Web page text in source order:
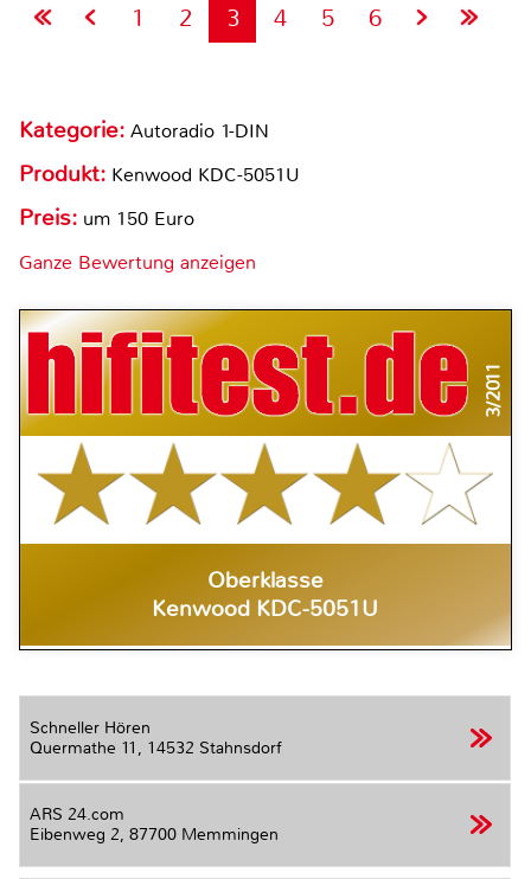
1 2 3 4 5 6
Kategorie: Autoradio 1-DIN
Produkt: Kenwood KDC-5051U
Preis: um 150 Euro
Ganze Bewertung anzeigen
3/2011
Oberklasse
Kenwood KDC-5051U
Schneller Hören
Quermathe 11, 14532 Stahnsdorf
ARS 24.com
Eibenweg 2, 87700 Memmingen